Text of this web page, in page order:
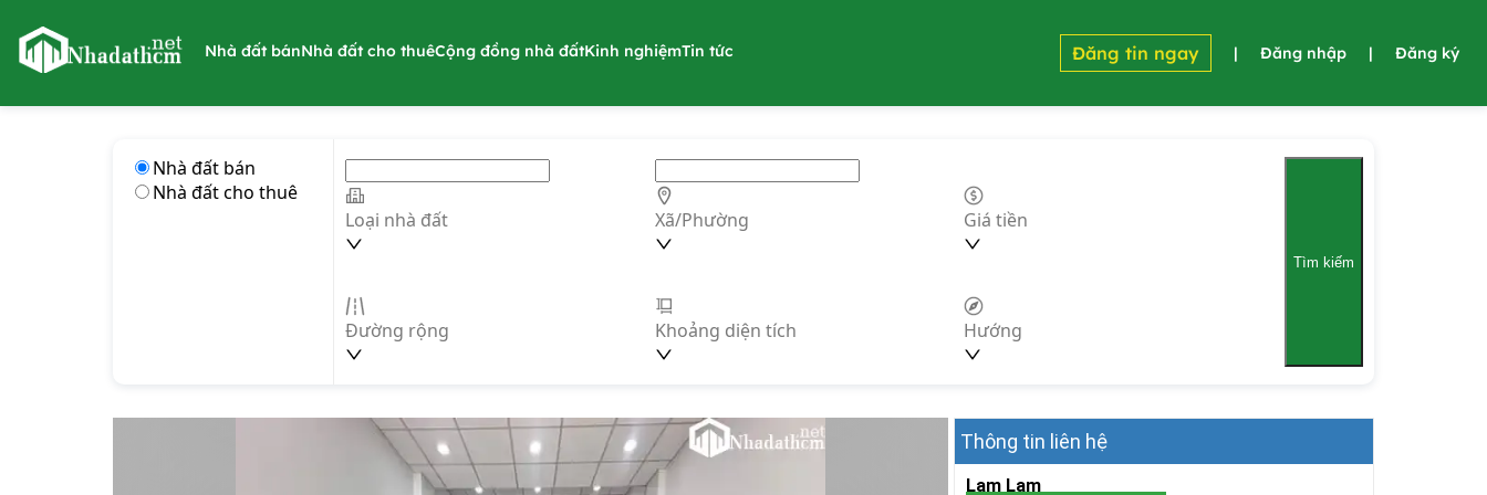
nhadathcm.net
Nhà đất bánNhà đất cho thuêCộng đồng nhà đấtKinh nghiệmTin tức Đăng tin ngay | Đăng nhập | Đăng ký
Nhà đất bán
Nhà đất cho thuê
Loại nhà đất
Xã/Phường Giá tiền
Đường rộng Khoảng diện tích Hướng
Tìm kiếm
Thông tin liên hệ
Lam Lam